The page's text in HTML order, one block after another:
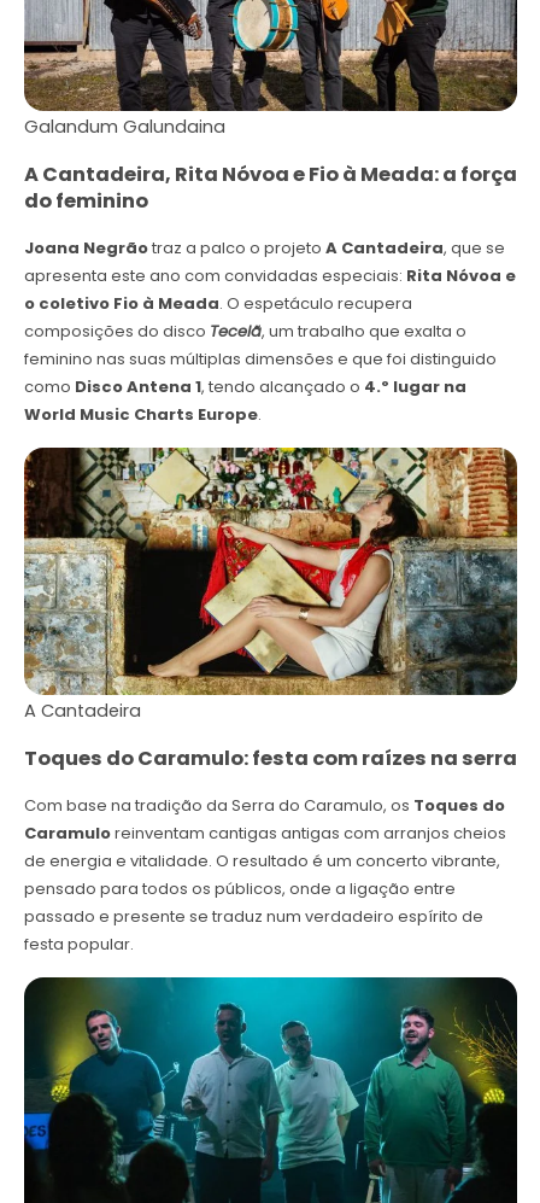
Galandum Galundaina
A Cantadeira, Rita Nóvoa e Fio à Meada: a força
do feminino
Joana Negrãotraz a palco o projeto A Cantadeira, que se
apresenta este ano com convidadas especiais: Rita Nóvoa e
o coletivo Fio à Meada. O espetáculo recupera
composições do disco Tecelã, um trabalho que exalta o
feminino nas suas múltiplas dimensões e que foi distinguido
como Disco Antena 1, tendo alcançado o 4.º lugar na
World Music Charts Europe.
A Cantadeira
Toques do Caramulo: festa com raízes na serra
Com base na tradição da Serra do Caramulo, os Toques do
Caramuloreinventam cantigas antigas com arranjos cheios
de energia e vitalidade. O resultado é um concerto vibrante,
pensado para todos os públicos, onde a ligação entre
passado e presente se traduz num verdadeiro espírito de
festa popular.